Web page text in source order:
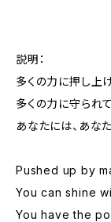
説明：
多くの力に押し上
多くの力に守られ
あなたには、あな
Pushed up by
You can shine
You have the